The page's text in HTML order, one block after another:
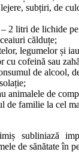
subțiri, de
2 litri de lichide
călduțe;
legumelor și
cu cofeină sau
de alcool,
animalele de
de familie la cel
subliniază
de sănătate în